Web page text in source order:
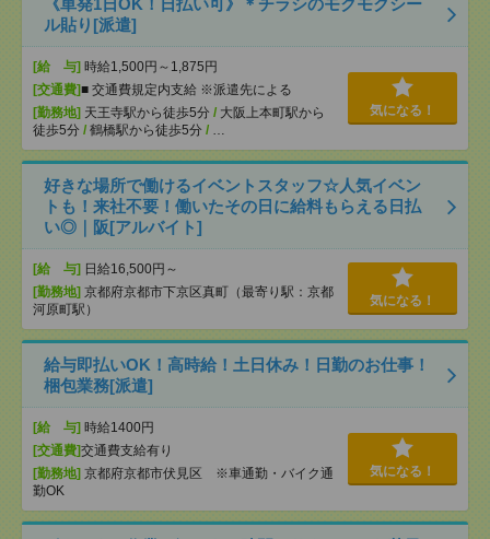
《単発1日OK！日払い可》＊チラシのモクモクシー
ル貼り[派遣]
[給 与] 時給1,500円～1,875円
[交通費]■ 交通費規定内支給 ※派遣先による
[勤務地] 天王寺駅から徒歩5分 / 大阪上本町駅から
徒歩5分 / 鶴橋駅から徒歩5分 / …
気になる！
好きな場所で働けるイベントスタッフ☆人気イベン
トも！来社不要！働いたその日に給料もらえる日払
い◎｜阪[アルバイト]
[給 与] 日給16,500円～
[勤務地] 京都府京都市下京区真町（最寄り駅：京都
河原町駅）
気になる！
給与即払いOK！高時給！土日休み！日勤のお仕事！
梱包業務[派遣]
[給 与] 時給1400円
[交通費]交通費支給有り
[勤務地] 京都府京都市伏見区 ※車通勤・バイク通
勤OK
気になる！